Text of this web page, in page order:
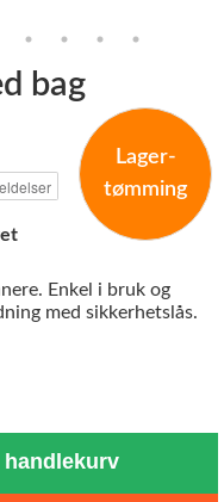
bag
Lager-
tømming
Enkel i bruk og
med sikkerhetslås.
handlekurv